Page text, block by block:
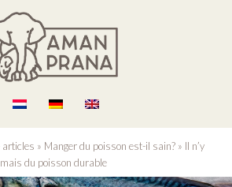
articles » Manger du poisson est-il sain?» Il n’y
du poisson durable